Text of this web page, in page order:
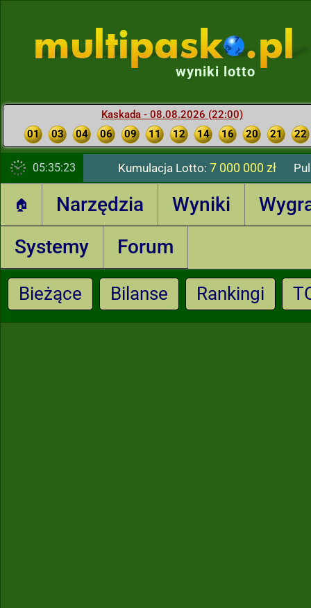
wyniki lotto
Kaskada - 08.08.2026 (22:00)
01
03 04 06 09 11 12 14 16 20 21 22
05:35:24 Kumulacja Lotto: 7 000 000 zł
🏠 Narzędzia Wyniki
Systemy
Forum
Bieżące Bilanse Rankingi